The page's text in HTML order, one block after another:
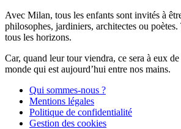
Avec Milan, tous les enfants sont invités à
philosophes, jardiniers, architectes ou
tous les horizons.
Car, quand leur tour viendra, ce sera à eux
monde qui est aujourd’hui entre nos mains.
Qui sommes-nous ?
Mentions légales
Politique de confidentialité
Gestion des cookies